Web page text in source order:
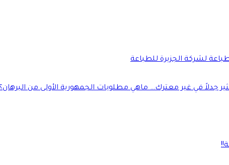
لشركة الجزيرة للطباعة
في غير معترك… ماهي مطلوبات الجمهورية الأولى من